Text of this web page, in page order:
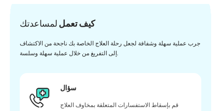
كيف تعمل لمساعدتك
جرب عملية سهلة وشفافة لجعل رحلة العلاج الخاصة بك ناجحة من الاكتشاف
إلى التفريغ من خلال عملية سهلة وسلسة.
سؤال
قم بإسقاط الاستفسارات المتعلقة بمخاوف العلاج